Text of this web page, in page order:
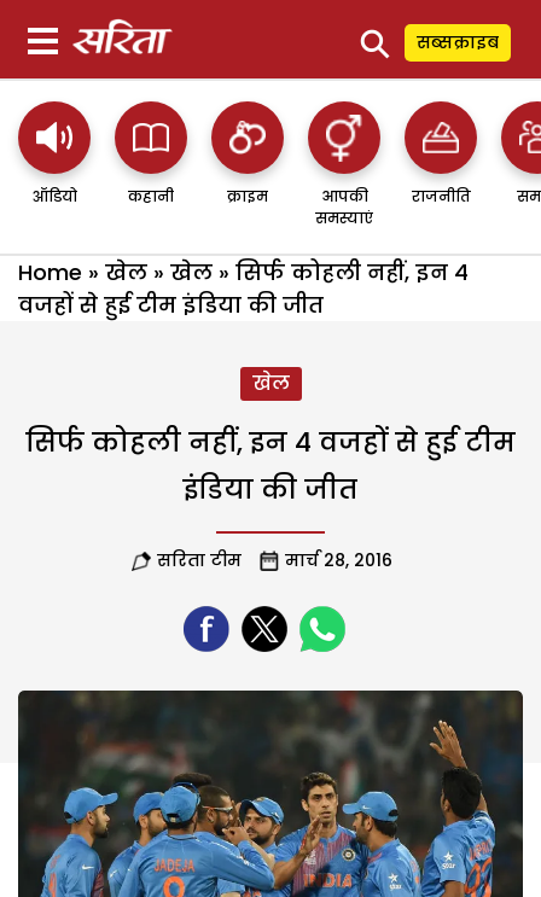
⚲ सब्सक्राइब
ऑडियो कहानी क्राइम
आपकी
समस्याएं
राजनीति
Home » खेल » खेल » सिर्फ कोहली नहीं, इन 4
वजहों से हुई टीम इंडिया की जीत
खेल
सिर्फ कोहली नहीं, इन 4 वजहों से हुई टीम
इंडिया की जीत
सरिता टीम मार्च 28, 2016